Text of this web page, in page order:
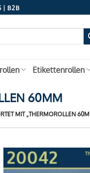
| B2B
Etikettenrollen
60MM
MIT „THERMOROLLEN